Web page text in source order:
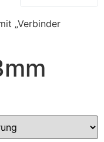
English
„Verbinder